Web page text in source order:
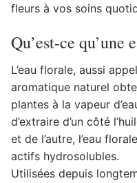
fleurs à vos soins
Qu’est-ce qu’une
L’eau florale, aussi
aromatique naturel
plantes à la vapeur
d’extraire d’un côté
et de l’autre, l’eau
actifs hydrosolubles.
Utilisées depuis